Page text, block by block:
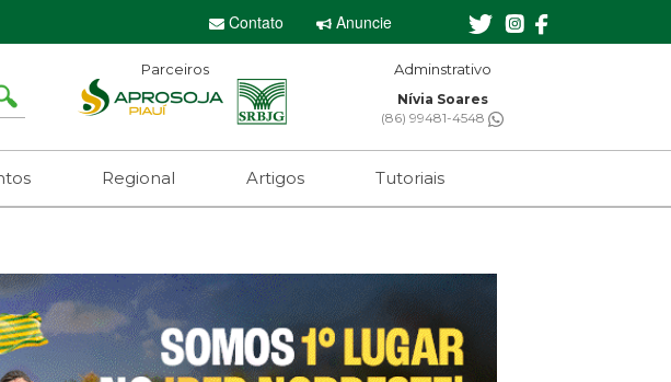
Contato Anuncie
Parceiros Editor-chefe
Sebastian Eugênio
(61) 99650-2473
Regional Artigos Tutoriais